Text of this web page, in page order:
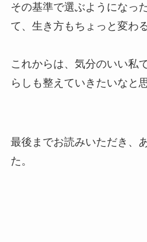
その基準で選ぶようになっ
て、生き方もちょっと変わ
これからは、気分のいい私
らしも整えていきたいなと
最後までお読みいただき、
た。